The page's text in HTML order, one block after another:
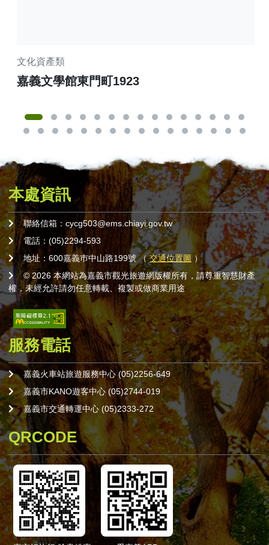
文化資產類
嘉義文學館東門町1923
本處資訊
聯絡信箱：cycg503@ems.chiayi.gov.tw
電話：(05)2294-593
地址：600嘉義巿中山路199號 （交通位置圖 ）
© 2026 本網站為嘉義市觀光旅遊網版權所有，請尊重智慧財產
權，未經允許請勿任意轉載、複製或做商業用途
服務電話
嘉義火車站旅遊服務中心 (05)2256-649
嘉義市KANO遊客中心 (05)2744-019
嘉義市交通轉運中心 (05)2333-272
QRCODE